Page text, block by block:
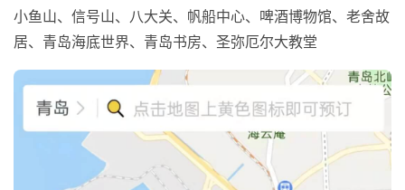
小鱼山、信号山、八大关、帆船中心、啤酒博物馆、老舍故
居、青岛海底世界、青岛书房、圣弥厄尔大教堂